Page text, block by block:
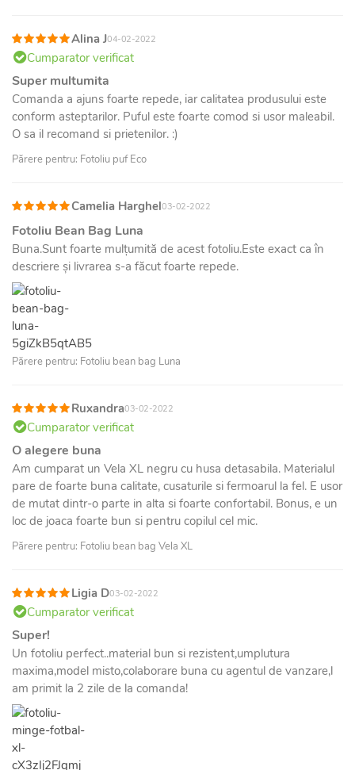
Alina J04-02-2022
Cumparator verificat
Super multumita
Comanda a ajuns foarte repede, iar calitatea produsului este
conform asteptarilor. Puful este foarte comod si usor maleabil.
O sa il recomand si prietenilor. :)
Părere pentru: Fotoliu puf Eco
Camelia Harghel03-02-2022
Fotoliu Bean Bag Luna
Buna.Sunt foarte mulțumită de acest fotoliu.Este exact ca în
descriere și livrarea s-a făcut foarte repede.
Părere pentru: Fotoliu bean bag Luna
Ruxandra03-02-2022
Cumparator verificat
O alegere buna
Am cumparat un Vela XL negru cu husa detasabila. Materialul
pare de foarte buna calitate, cusaturile si fermoarul la fel. E usor
de mutat dintr-o parte in alta si foarte confortabil. Bonus, e un
loc de joaca foarte bun si pentru copilul cel mic.
Părere pentru: Fotoliu bean bag Vela XL
Ligia D03-02-2022
Cumparator verificat
Super!
Un fotoliu perfect..material bun si rezistent,umplutura
maxima,model misto,colaborare buna cu agentul de vanzare,l
am primit la 2 zile de la comanda!